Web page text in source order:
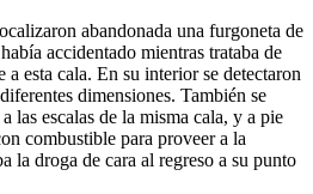
abandonada una furgoneta de
accidentado mientras trataba de
esta cala. En su interior se detectaron
dimensiones. También se
las escalas de la misma cala, y a pie
combustible para proveer a la
la droga de cara al regreso a su punto